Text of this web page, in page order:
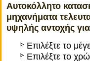
Αυτοκόλλητο
μηχανήματα
υψηλής αντοχής
Επιλέξτε το
Επιλέξτε το